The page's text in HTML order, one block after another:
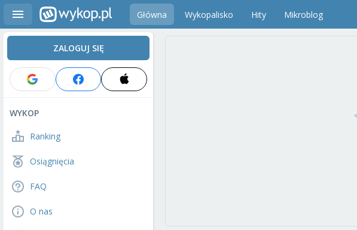
Główna Wykopalisko Hity Mikroblog
ZALOGUJ SIĘ
WYKOP
Ranking
Osiągnięcia
FAQ
O nas